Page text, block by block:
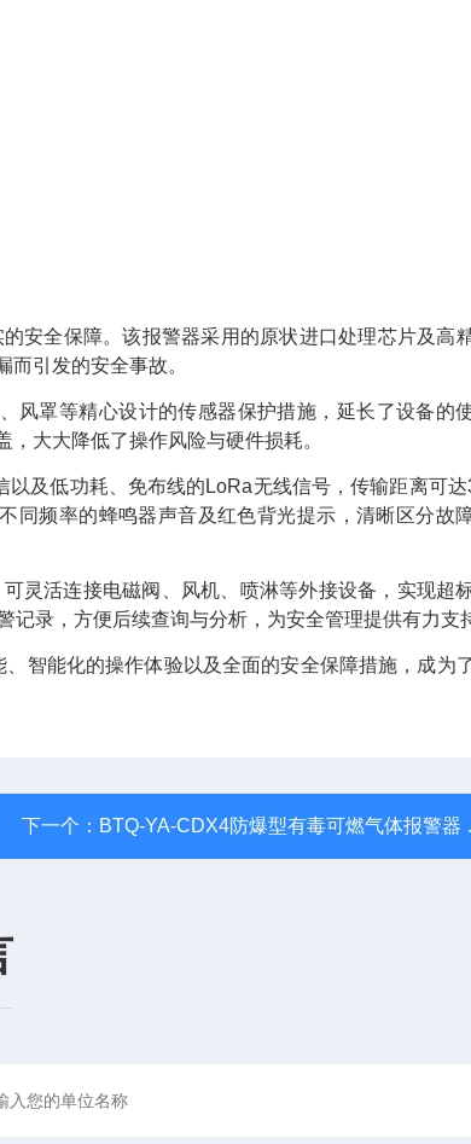
安全保障。该报警器采用的原状进口处理芯片及高
引发的安全事故。
风罩等精心设计的传感器保护措施，延长了设备的
大大降低了操作风险与硬件损耗。
及低功耗、免布线的LoRa无线信号，传输距离可达
同频率的蜂鸣器声音及红色背光提示，清晰区分故
灵活连接电磁阀、风机、喷淋等外接设备，实现超
记录，方便后续查询与分析，为安全管理提供有力支
智能化的操作体验以及全面的安全保障措施，成为
下一个： BTQ-YA-CDX4防爆型有毒可燃气体报警器 便携四合一式